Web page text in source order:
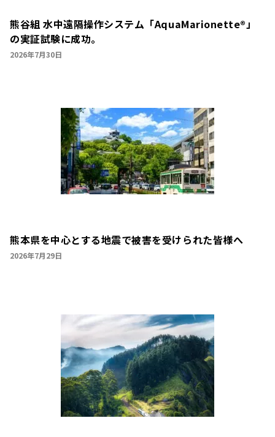
熊谷組 水中遠隔操作システム「AquaMarionette®」
の実証試験に成功。
2026年7月30日
熊本県を中心とする地震で被害を受けられた皆様へ
2026年7月29日